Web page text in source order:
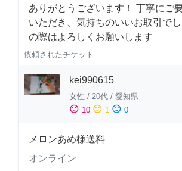
ありがとうございます！ 丁寧にご
いただき、気持ちのいいお取引で
の際はよろしくお願いします
依頼されたチケット
kei990615
女性 / 20代 / 愛知県
sentiment_satisfied 10 sentiment_neutral 1 sentiment_dissatisfied 0
メロンあめ様送料
オンライン